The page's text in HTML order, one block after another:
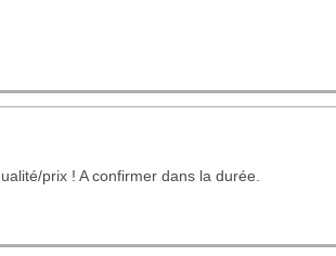
prix ! A confirmer dans la durée.